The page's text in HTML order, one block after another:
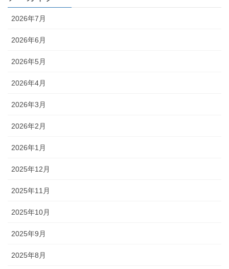
2026年7月
2026年6月
2026年5月
2026年4月
2026年3月
2026年2月
2026年1月
2025年12月
2025年11月
2025年10月
2025年9月
2025年8月